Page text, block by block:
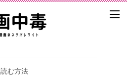
む方法